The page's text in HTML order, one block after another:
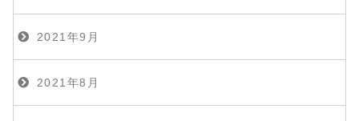
2021年9月
2021年8月